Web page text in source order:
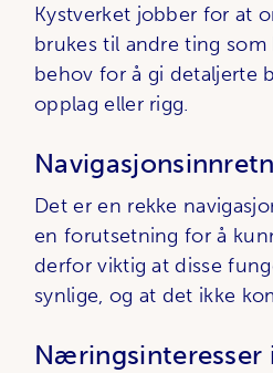
Kystverket jobber for at
brukes til andre ting
behov for å gi detaljerte
opplag eller rigg.
Det er en rekke
en forutsetning for å
derfor viktig at disse
synlige, og at det ikke
Næringsinteresser